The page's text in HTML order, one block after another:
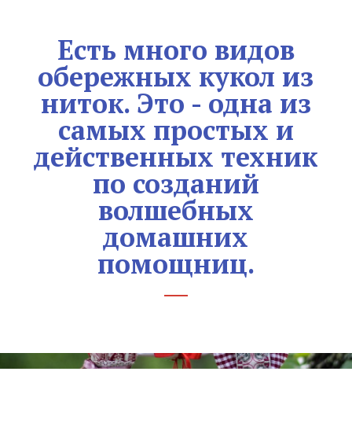
Есть много видов
обережных кукол из
ниток. Это - одна из
самых простых и
действенных техник
по созданий
волшебных
домашних
помощниц.